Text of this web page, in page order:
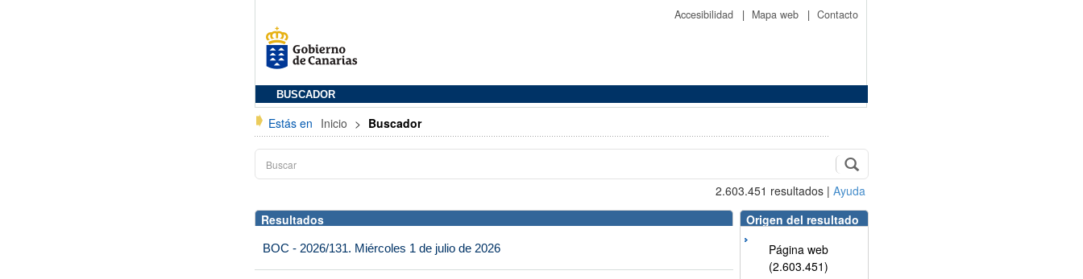
Accesibilidad | Mapa web | Contacto
BUSCADOR
Estás en Inicio > Buscador
2.603.451 resultados | Ayuda
Resultados
BOC - 2026/131. Miércoles 1 de julio de 2026
Origen del resultado
Página web
(2.603.451)